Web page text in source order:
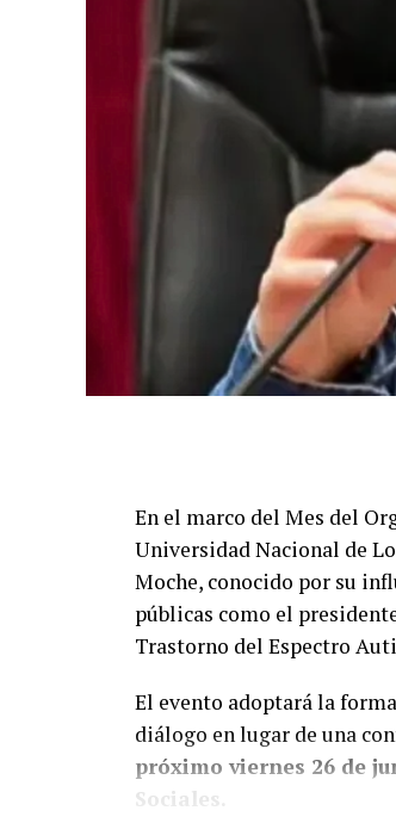
En el marco del Mes del
Universidad Nacional de
Moche, conocido por su
públicas como el
Trastorno del Espectro
El evento adoptará la
diálogo en lugar de una
próximo viernes 26 de
Sociales.